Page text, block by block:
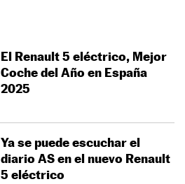
El Renault 5 eléctrico, Mejor
Coche del Año en España
2025
Ya se puede escuchar el
diario AS en el nuevo Renault
5 eléctrico